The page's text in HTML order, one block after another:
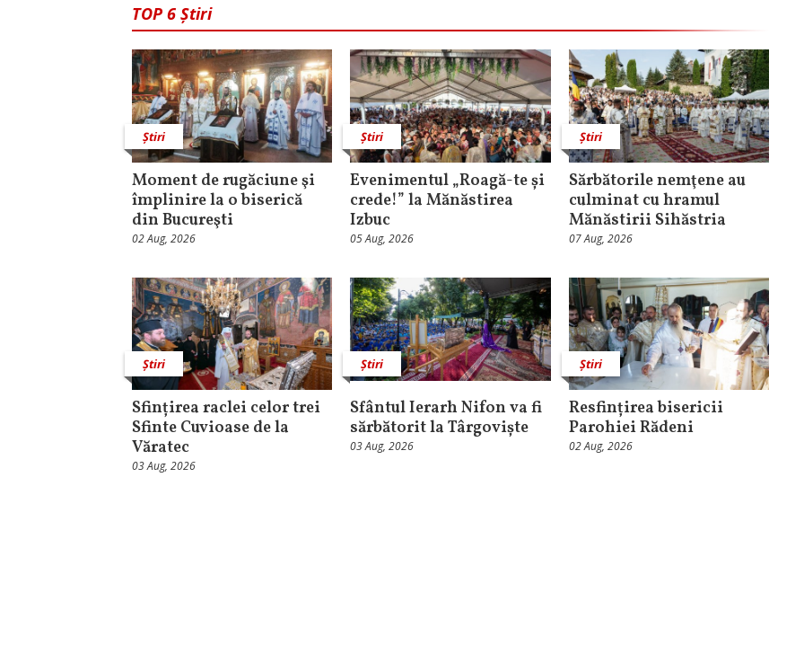
TOP 6 Știri
Știri
Moment de rugăciune şi
împlinire la o biserică
din Bucureşti
02 Aug, 2026
Știri
Evenimentul „Roagă-te și
crede!” la Mănăstirea
Izbuc
05 Aug, 2026
Știri
Sărbătorile nemţene au
culminat cu hramul
Mănăstirii Sihăstria
07 Aug, 2026
Știri
Sfințirea raclei celor trei
Sfinte Cuvioase de la
Văratec
03 Aug, 2026
Știri
Sfântul Ierarh Nifon va fi
sărbătorit la Târgoviște
03 Aug, 2026
Știri
Resfințirea bisericii
Parohiei Rădeni
02 Aug, 2026